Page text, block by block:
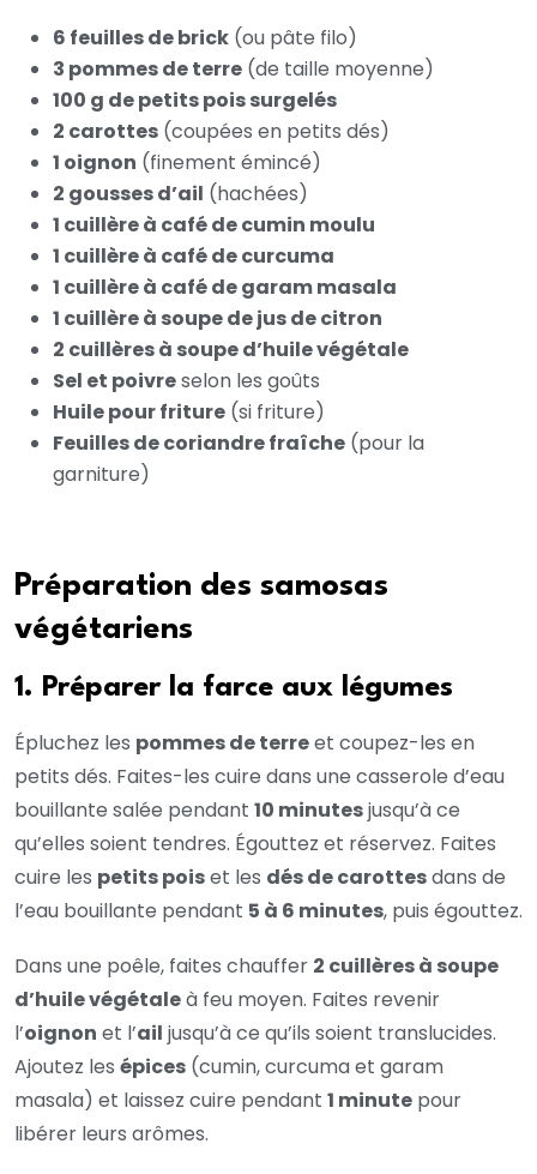
6 feuilles de brick (ou pâte filo)
3 pommes de terre (de taille moyenne)
100 g de petits pois surgelés
2 carottes (coupées en petits dés)
1 oignon (finement émincé)
2 gousses d’ail (hachées)
1 cuillère à café de cumin moulu
1 cuillère à café de curcuma
1 cuillère à café de garam masala
1 cuillère à soupe de jus de citron
2 cuillères à soupe d’huile végétale
Sel et poivreselon les goûts
Huile pour friture (si friture)
Feuilles de coriandre fraîche (pour la
garniture)
Préparation des samosas
végétariens
1. Préparer la farce aux légumes
Épluchez les pommes de terreet coupez-les en
petits dés. Faites-les cuire dans une casserole d’eau
bouillante salée pendant 10 minutesjusqu’à ce
qu’elles soient tendres. Égouttez et réservez. Faites
cuire les petits poiset les dés de carottesdans de
l’eau bouillante pendant 5 à 6 minutes, puis égouttez.
Dans une poêle, faites chauffer 2 cuillères à soupe
d’huile végétaleà feu moyen. Faites revenir
l’oignon et l’ail jusqu’à ce qu’ils soient translucides.
Ajoutez les épices (cumin, curcuma et garam
masala) et laissez cuire pendant 1 minute pour
libérer leurs arômes.